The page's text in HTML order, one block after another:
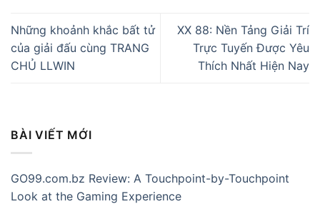
Những khoảnh khắc bất tử
của giải đấu cùng TRANG
CHỦ LLWIN
XX 88: Nền Tảng Giải Trí
Trực Tuyến Được Yêu
Thích Nhất Hiện Nay
BÀI VIẾT MỚI
GO99.com.bz Review: A Touchpoint-by-Touchpoint
Look at the Gaming Experience